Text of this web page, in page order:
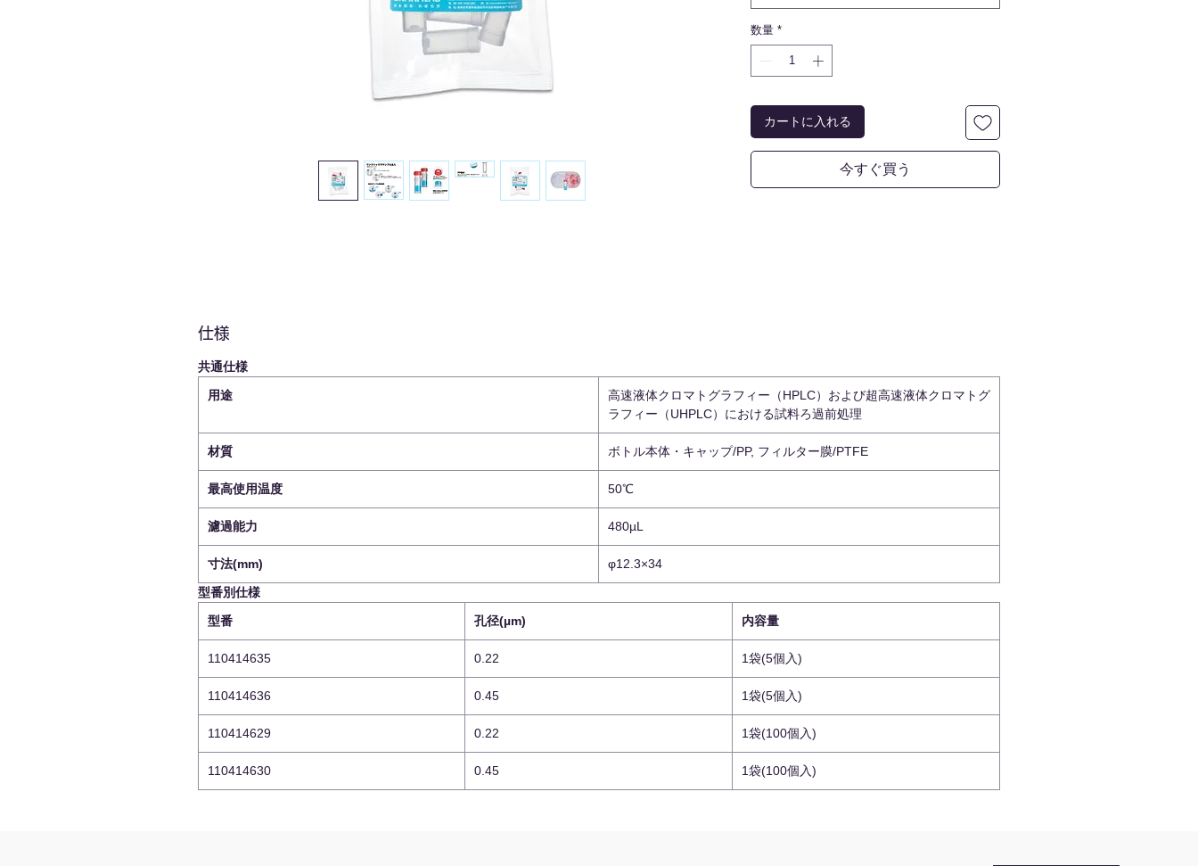
数量 *
カートに入れる
今すぐ買う
仕様
共通仕様
用途
高速液体クロマトグラフィー（HPLC）および超高速液体クロマトグ
ラフィー（UHPLC）における試料ろ過前処理
材質 ボトル本体・キャップ/PP, フィルター膜/PTFE
最高使用温度 50℃
濾過能力 480µL
寸法(mm)
φ12.3×34
型番別仕様
型番
孔径(µm) 内容量
110414635 0.22 1袋(5個入)
110414636 0.45 1袋(5個入)
110414629 0.22 1袋(100個入)
110414630 0.45 1袋(100個入)